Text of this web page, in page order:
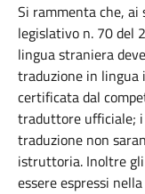
Si rammenta che, ai
legislativo n. 70 del
lingua straniera
traduzione in lingua
certificata dal
traduttore ufficiale;
traduzione non
istruttoria. Inoltre
essere espressi